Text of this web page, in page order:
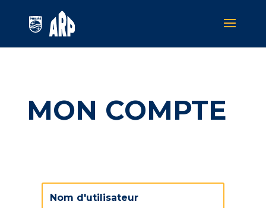
MON COMPTE